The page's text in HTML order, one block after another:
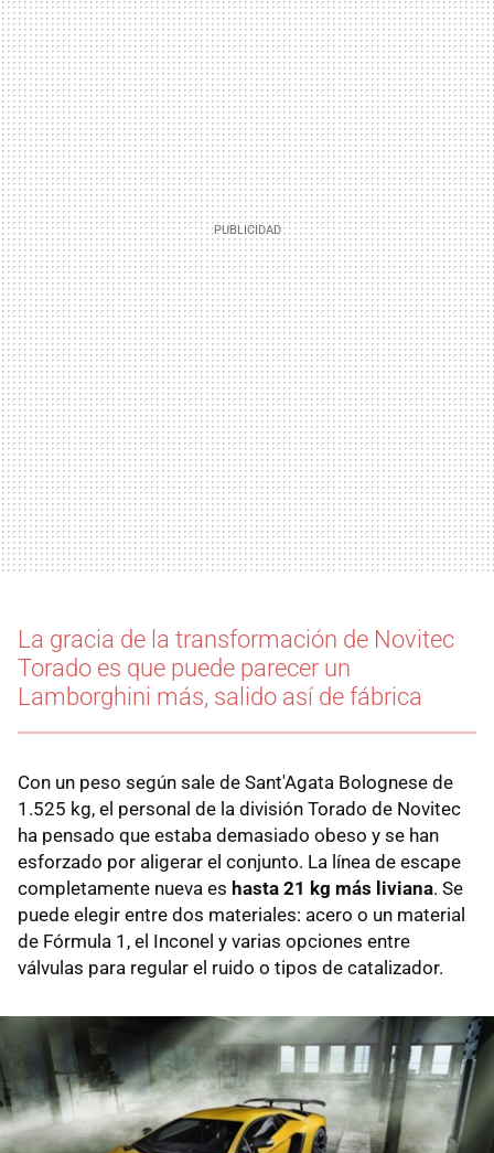
La gracia de la transformación de Novitec
Torado es que puede parecer un
Lamborghini más, salido así de fábrica
Con un peso según sale de Sant'Agata Bolognese de
1.525 kg, el personal de la división Torado de Novitec
ha pensado que estaba demasiado obeso y se han
esforzado por aligerar el conjunto. La línea de escape
completamente nueva es hasta 21 kg más liviana. Se
puede elegir entre dos materiales: acero o un material
de Fórmula 1, el Inconel y varias opciones entre
válvulas para regular el ruido o tipos de catalizador.